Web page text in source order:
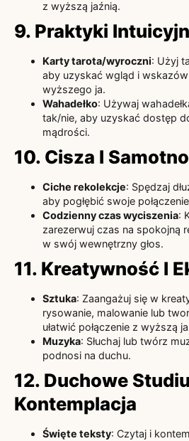
z wyższą jaźnią.
9. Praktyki
Karty tarota/wyroczni: Użyj
aby uzyskać wgląd i
wyższego ja.
Wahadełko: Używaj
tak/nie, aby uzyskać dostęp
mądrości.
10. Cisza I
Ciche rekolekcje: Spędzaj
aby pogłębić swoje
Codzienny czas wyciszenia:
zarezerwuj czas na spokojną
w swój wewnętrzny głos.
11. Kreatywność I
Sztuka: Zaangażuj się w
rysowanie, malowanie lub
ułatwić połączenie z wyższą
Muzyka: Słuchaj lub twórz
podnosi na duchu.
12. Duchowe
Kontemplacja
Święte teksty: Czytaj i